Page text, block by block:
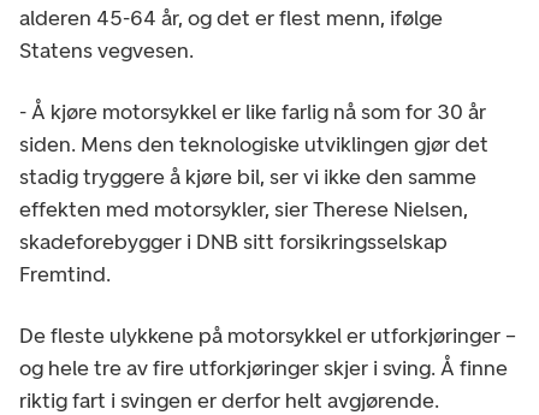
alderen 45-64 år, og det er flest menn, ifølge
Statens vegvesen.
- Å kjøre motorsykkel er like farlig nå som for 30 år
siden. Mens den teknologiske utviklingen gjør det
stadig tryggere å kjøre bil, ser vi ikke den samme
effekten med motorsykler, sier Therese Nielsen,
skadeforebygger i DNB sitt forsikringsselskap
Fremtind.
De fleste ulykkene på motorsykkel er utforkjøringer –
og hele tre av fire utforkjøringer skjer i sving. Å finne
riktig fart i svingen er derfor helt avgjørende.